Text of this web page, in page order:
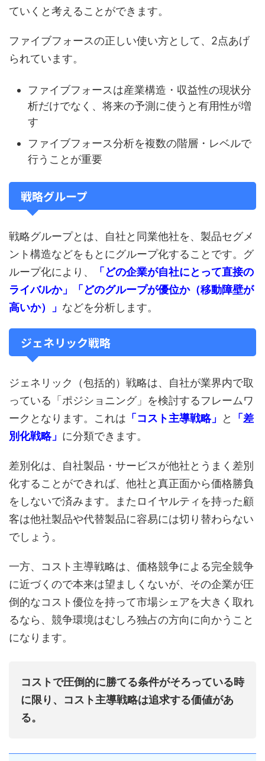
ていくと考えることができます。
ファイブフォースの正しい使い方として、2点あげ
られています。
ファイブフォースは産業構造・収益性の現状分
析だけでなく、将来の予測に使うと有用性が増
す
ファイブフォース分析を複数の階層・レベルで
行うことが重要
戦略グループ
戦略グループとは、自社と同業他社を、製品セグメ
ント構造などをもとにグループ化することです。グ
ループ化により、
「どの企業が自社にとって直接の
ライバルか」「どのグループが優位か（移動障壁が
高いか）」 などを分析します。
ジェネリック戦略
ジェネリック（包括的）戦略は、自社が業界内で取
っている「ポジショニング」を検討するフレームワ
ークとなります。これは 「コスト主導戦略」 と
「差
別化戦略」 に分類できます。
差別化は、自社製品・サービスが他社とうまく差別
化することができれば、他社と真正面から価格勝負
をしないで済みます。またロイヤルティを持った顧
客は他社製品や代替製品に容易には切り替わらない
でしょう。
一方、コスト主導戦略は、価格競争による完全競争
に近づくので本来は望ましくないが、その企業が圧
倒的なコスト優位を持って市場シェアを大きく取れ
るなら、競争環境はむしろ独占の方向に向かうこと
になります。
コストで圧倒的に勝てる条件がそろっている時
に限り、コスト主導戦略は追求する価値があ
る。